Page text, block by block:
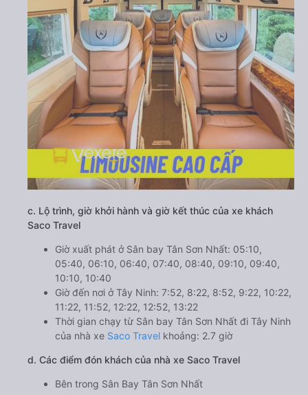
c. Lộ trình, giờ khởi hành và giờ kết thúc của xe khách
Saco Travel
Giờ xuất phát ở Sân bay Tân Sơn Nhất: 05:10,
05:40, 06:10, 06:40, 07:40, 08:40, 09:10, 09:40,
10:10, 10:40
Giờ đến nơi ở Tây Ninh: 7:52, 8:22, 8:52, 9:22, 10:22,
11:22, 11:52, 12:22, 12:52, 13:22
Thời gian chạy từ Sân bay Tân Sơn Nhất đi Tây Ninh
của nhà xe Saco Travel khoảng: 2.7 giờ
d. Các điểm đón khách của nhà xe Saco Travel
Bên trong Sân Bay Tân Sơn Nhất